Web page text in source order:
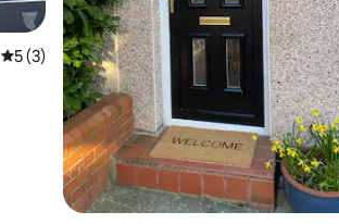
Calificación promedio: 5 de 5; 3 evaluaciones
5 (3)